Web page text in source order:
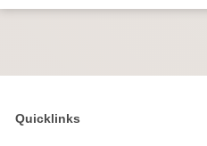
Quicklinks